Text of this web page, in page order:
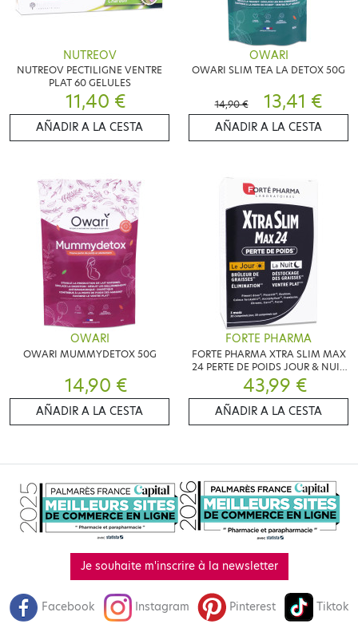
NUTREOV
NUTREOV PECTILIGNE VENTRE
PLAT 60 GELULES
11,40 €
AÑADIR A LA CESTA
OWARI
OWARI SLIM TEA LA DETOX 50G
14,90 € 13,41 €
AÑADIR A LA CESTA
OWARI
OWARI MUMMYDETOX 50G
14,90 €
AÑADIR A LA CESTA
FORTE PHARMA
FORTE PHARMA XTRA SLIM MAX
24 PERTE DE POIDS JOUR & NUIT
60 COMPRIMES
43,99 €
AÑADIR A LA CESTA
Je souhaite m'inscrire à la newsletter
Facebook Instagram Pinterest Tiktok